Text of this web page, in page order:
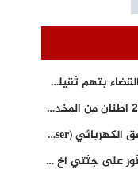
احالة 25 شخص على القضاء بتهم ثقيلة على خلفية احداث المناطق الشمالية
احباط محاولة تهريب 2 اطنان من المخدرات بتارودانت
استعمال مسدس الصعق الكهربائي (Taser) من اجل تحرير شابة محتجزة
استنفار امني بعد العثور على جثتي اخ و ابن صاحب مطعم اسماك مشهور بطنجة